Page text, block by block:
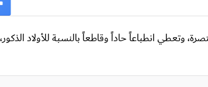
وتعطي انطباعاً حاداً وقاطعاً بالنسبة للأولاد